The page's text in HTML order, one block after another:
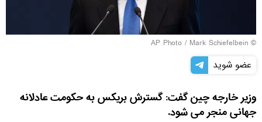
© AP Photo / Mark Schiefelbein
عضو شوید
وزیر خارجه چین گفت: گسترش بریکس به حکومت عادلانه
جهانی منجر می شود.